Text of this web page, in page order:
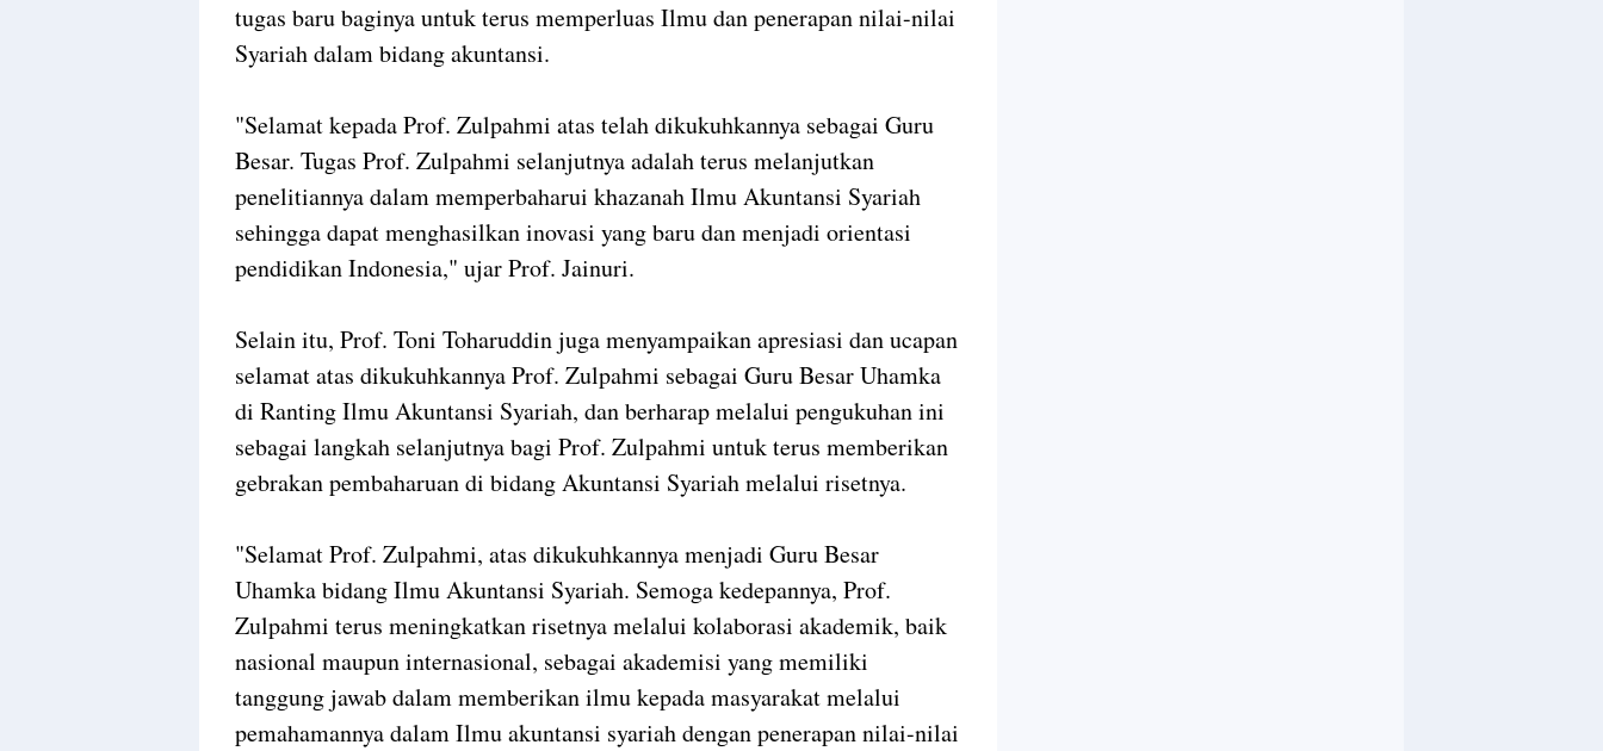
tugas baru baginya untuk terus memperluas Ilmu dan penerapan nilai-nilai
Syariah dalam bidang akuntansi.
"Selamat kepada Prof. Zulpahmi atas telah dikukuhkannya sebagai Guru
Besar. Tugas Prof. Zulpahmi selanjutnya adalah terus melanjutkan
penelitiannya dalam memperbaharui khazanah Ilmu Akuntansi Syariah
sehingga dapat menghasilkan inovasi yang baru dan menjadi orientasi
pendidikan Indonesia," ujar Prof. Jainuri.
Selain itu, Prof. Toni Toharuddin juga menyampaikan apresiasi dan ucapan
selamat atas dikukuhkannya Prof. Zulpahmi sebagai Guru Besar Uhamka
di Ranting Ilmu Akuntansi Syariah, dan berharap melalui pengukuhan ini
sebagai langkah selanjutnya bagi Prof. Zulpahmi untuk terus memberikan
gebrakan pembaharuan di bidang Akuntansi Syariah melalui risetnya.
"Selamat Prof. Zulpahmi, atas dikukuhkannya menjadi Guru Besar
Uhamka bidang Ilmu Akuntansi Syariah. Semoga kedepannya, Prof.
Zulpahmi terus meningkatkan risetnya melalui kolaborasi akademik, baik
nasional maupun internasional, sebagai akademisi yang memiliki
tanggung jawab dalam memberikan ilmu kepada masyarakat melalui
pemahamannya dalam Ilmu akuntansi syariah dengan penerapan nilai-nilai